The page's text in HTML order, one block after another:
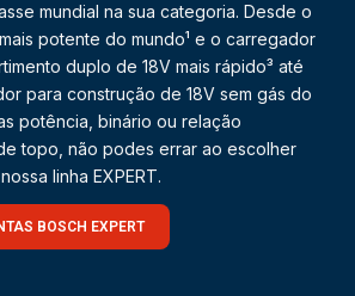
mundial na sua categoria. Desde o
potente do mundo¹ e o carregador
duplo de 18V mais rápido³ até
para construção de 18V sem gás do
potência, binário ou relação
topo, não podes errar ao escolher
linha EXPERT.
BOSCH EXPERT